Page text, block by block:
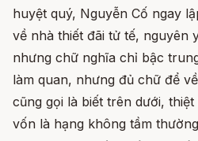
huyệt quý, Nguyễn Cố ngay
về nhà thiết đãi tử tế, nguyên
nhưng chữ nghĩa chỉ bậc
làm quan, nhưng đủ chữ để
cũng gọi là biết trên dưới,
vốn là hạng không tầm